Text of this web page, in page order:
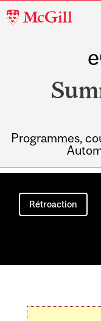
McGill
Programmes,
Main
navigation
Rétroaction